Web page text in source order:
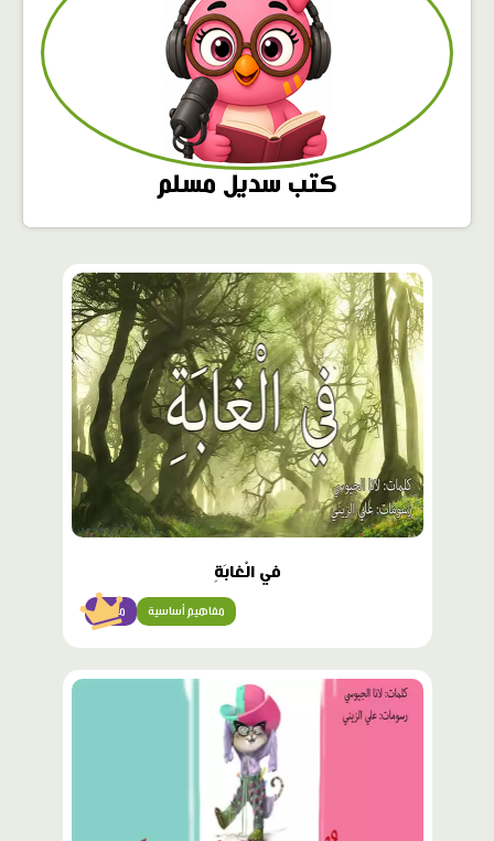
كتب سديل مسلم
محتوى
مميّز
في الْغابَةِ
مبتدئ مفاهيم أساسية
محتوى